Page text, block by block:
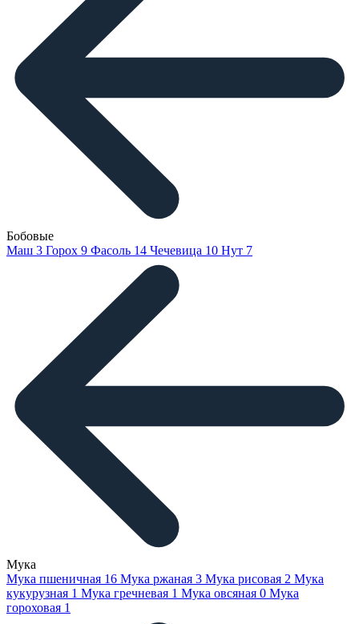
Бобовые
Маш 3 Горох 9 Фасоль 14 Чечевица 10 Нут 7
Мука
Мука пшеничная 16 Мука ржаная 3 Мука рисовая 2 Мука
кукурузная 1 Мука гречневая 1 Мука овсяная 0 Мука
гороховая 1